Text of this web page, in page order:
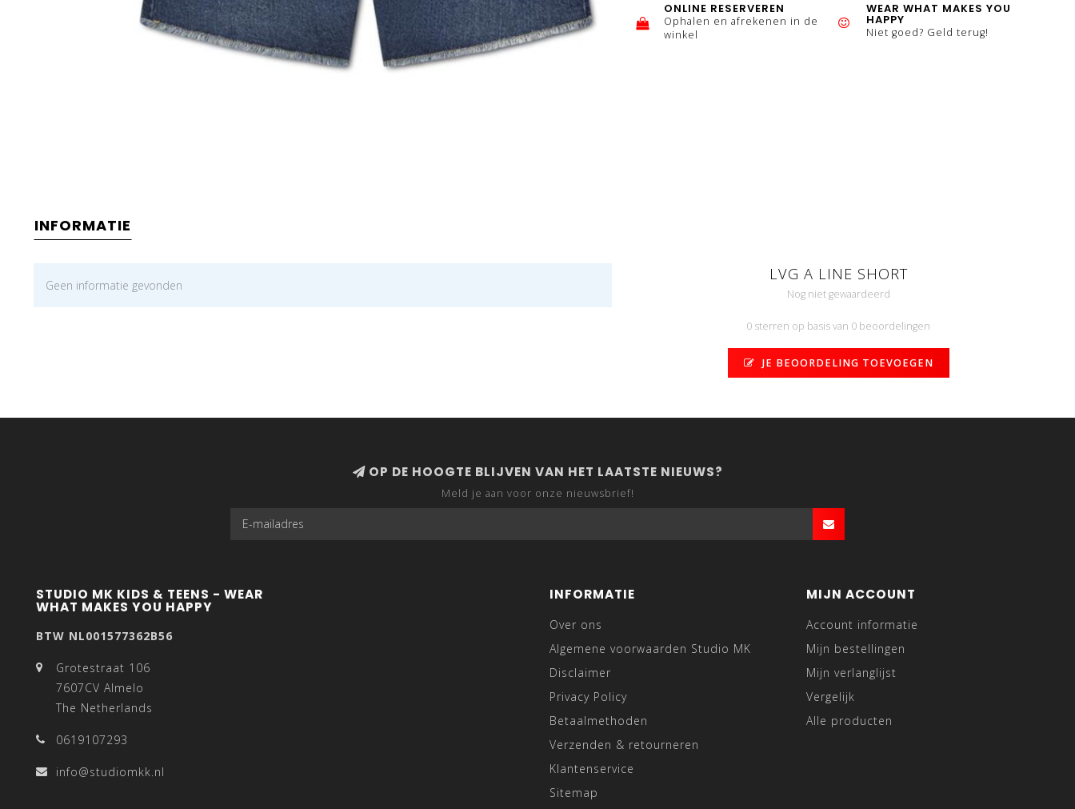
ONLINE RESERVEREN
Ophalen en afrekenen in de
winkel
WEAR WHAT MAKES YOU
HAPPY
Niet goed? Geld terug!
INFORMATIE
Geen informatie gevonden
LVG A LINE SHORT
Nog niet gewaardeerd
0 sterren op basis van 0 beoordelingen
JE BEOORDELING TOEVOEGEN
OP DE HOOGTE BLIJVEN VAN HET LAATSTE NIEUWS?
Meld je aan voor onze nieuwsbrief!
STUDIO MK KIDS & TEENS - WEAR
WHAT MAKES YOU HAPPY
BTW NL001577362B56
Grotestraat 106
7607CV Almelo
The Netherlands
0619107293
info@studiomkk.nl
INFORMATIE
Over ons
Algemene voorwaarden Studio MK
Disclaimer
Privacy Policy
Betaalmethoden
Verzenden & retourneren
Klantenservice
Sitemap
MIJN ACCOUNT
Account informatie
Mijn bestellingen
Mijn verlanglijst
Vergelijk
Alle producten